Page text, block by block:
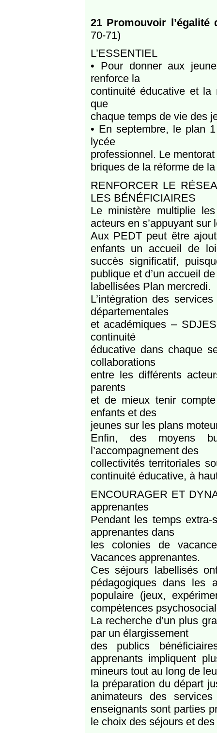
21 Promouvoir
70-71)
L’ESSENTIEL
• Pour donner aux
renforce la
continuité éducative et
que
chaque temps de vie des
• En septembre, le plan
lycée
professionnel. Le
briques de la réforme de
RENFORCER LE
LES BÉNÉFICIAIRES
Le ministère multiplie
acteurs en s’appuyant
Aux PEDT peut être
enfants un accueil de
succès significatif,
publique et d’un accueil
labellisées Plan mercredi.
L’intégration des
départementales
et académiques –
continuité
éducative dans chaque
collaborations
entre les différents
parents
et de mieux tenir
enfants et des
jeunes sur les plans
Enfin, des moyens
l’accompagnement des
collectivités territoriales
continuité éducative, à
ENCOURAGER ET
apprenantes
Pendant les temps extra-
apprenantes dans
les colonies de
Vacances apprenantes.
Ces séjours labellisés
pédagogiques dans les
populaire (jeux,
compétences
La recherche d’un plus
par un élargissement
des publics
apprenants impliquent
mineurs tout au long de
la préparation du départ
animateurs des
enseignants sont parties
le choix des séjours et